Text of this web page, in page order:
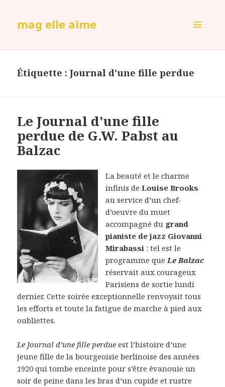
mag elle aime
Étiquette :Journal d'une fille perdue
Le Journal d'une fille
perdue de G.W. Pabst au
Balzac
La beauté et le charme
infinis deLouise Brooks
au service d’un chef-
d’oeuvre du muet
accompagné du grand
pianiste de jazz Giovanni
Mirabassi : tel est le
programme queLe Balzac
réservait aux courageux
Parisiens de sortie lundi
dernier. Cette soirée exceptionnelle renvoyait tous
les efforts et toute la fatigue de marche à pied aux
oubliettes.
Le Journal d’une fille perdue est l’histoire d’une
jeune fille de la bourgeoisie berlinoise des années
1920 qui tombe enceinte pour s’être évanouie un
soir de peine dans les bras d’un cupide et rustre